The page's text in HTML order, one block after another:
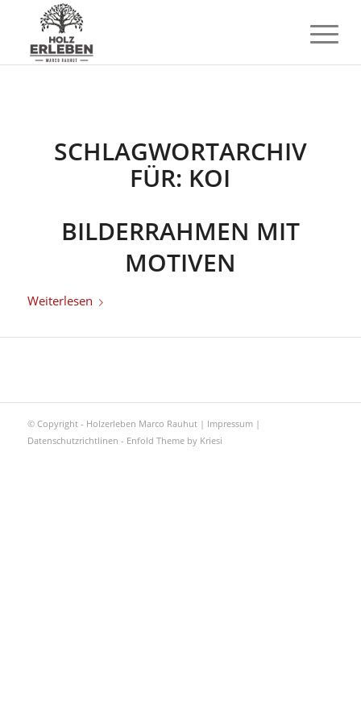
SCHLAGWORTARCHIV
FÜR: KOI
BILDERRAHMEN MIT
MOTIVEN
Weiterlesen
© Copyright - Holzerleben Marco Rauhut | Impressum|
Datenschutzrichtlinen - Enfold Theme by Kriesi